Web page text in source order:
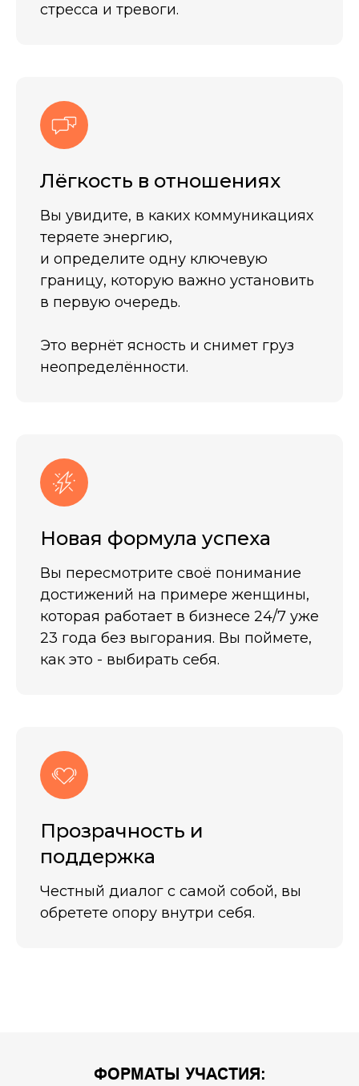
стресса и тревоги.
Лёгкость в отношениях
Вы увидите, в каких коммуникациях
теряете энергию,
и определите одну ключевую
границу, которую важно установить
в первую очередь.
Это вернёт ясность и снимет груз
неопределённости.
Новая формула успеха
Вы пересмотрите своё понимание
достижений на примере женщины,
которая работает в бизнесе 24/7 уже
23 года без выгорания. Вы поймете,
как это - выбирать себя.
Прозрачность и
поддержка
Честный диалог с самой собой, вы
обретете опору внутри себя.
ФОРМАТЫ УЧАСТИЯ: